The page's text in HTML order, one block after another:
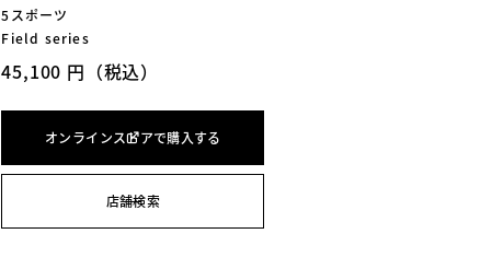
5スポーツ
Field series
45,100 円（税込）
オンラインストアで購入する
店舗検索